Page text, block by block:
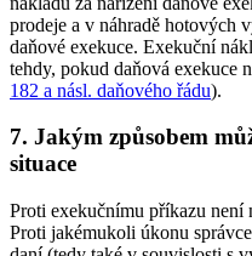
prodeje a v náhradě hotových
daňové exekuce. Exekuční
tehdy, pokud daňová exekuce
182 a násl. daňového řádu).
7. Jakým způsobem
situace
Proti exekučnímu příkazu není
Proti jakémukoli úkonu